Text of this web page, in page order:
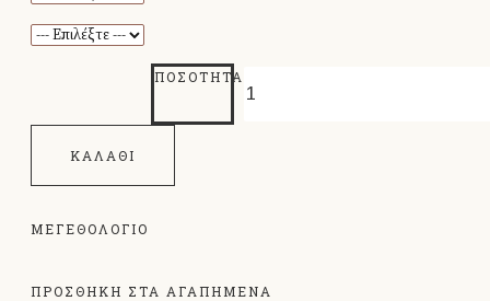
ΠΟΣΌΤΗΤΑ
ΚΑΛΆΘΙ
ΜΕΓΕΘΟΛΌΓΙΟ
ΠΡΟΣΘΗΚΗ ΣΤΑ ΑΓΑΠΗΜΕΝΑ